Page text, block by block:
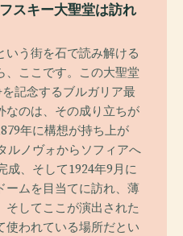
スキー大聖堂は訪れ
いう街を石で読み解ける
、ここです。この大聖堂
記念するブルガリア最
なのは、その成り立ちが
年に構想が持ち上が
ルノヴォからソフィアへ
成、そして1924年9月に
ームを目当てに訪れ、薄
してここが演出された
使われている場所だとい